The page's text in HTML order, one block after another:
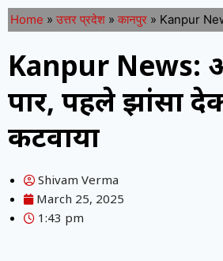
Home » उत्तर प्रदेश » कानपुर » Kanpur
Kanpur News:
पार, पहले झांसा
कटवाया
Shivam Verma
March 25, 2025
1:43 pm